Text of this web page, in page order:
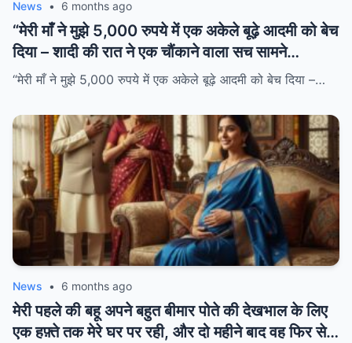
News • 6 months ago
“मेरी माँ ने मुझे 5,000 रुपये में एक अकेले बूढ़े आदमी को बेच
दिया – शादी की रात ने एक चौंकाने वाला सच सामने
लाया।”/hi
“मेरी माँ ने मुझे 5,000 रुपये में एक अकेले बूढ़े आदमी को बेच दिया –…
News • 6 months ago
मेरी पहले की बहू अपने बहुत बीमार पोते की देखभाल के लिए
एक हफ़्ते तक मेरे घर पर रही, और दो महीने बाद वह फिर से